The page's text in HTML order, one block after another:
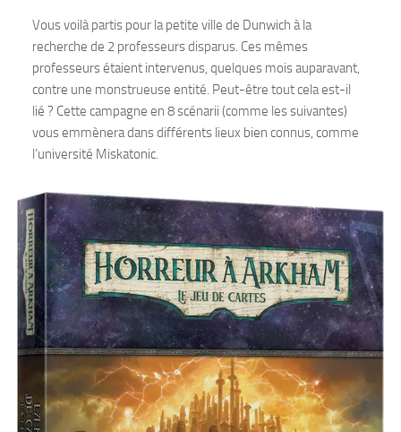
Vous voilà partis pour la petite ville de Dunwich à la
recherche de 2 professeurs disparus. Ces mêmes
professeurs étaient intervenus, quelques mois auparavant,
contre une monstrueuse entité. Peut-être tout cela est-il
lié ? Cette campagne en 8 scénarii (comme les suivantes)
vous emmènera dans différents lieux bien connus, comme
l’université Miskatonic.